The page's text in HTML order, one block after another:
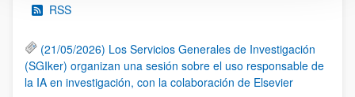
RSS
(21/05/2026) Los Servicios Generales de Investigación
(SGIker) organizan una sesión sobre el uso responsable de
la IA en investigación, con la colaboración de Elsevier